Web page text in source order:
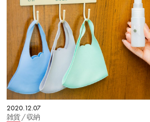
2020.12.07
雑貨/ 収納